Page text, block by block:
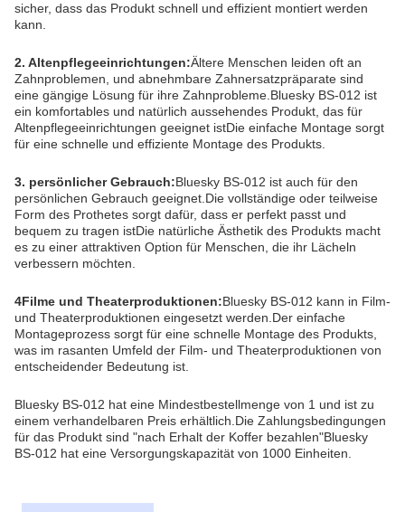
sicher, dass das Produkt schnell und effizient montiert werden
kann.
2. Altenpflegeeinrichtungen:Ältere Menschen leiden oft an
Zahnproblemen, und abnehmbare Zahnersatzpräparate sind
eine gängige Lösung für ihre Zahnprobleme.Bluesky BS-012 ist
ein komfortables und natürlich aussehendes Produkt, das für
Altenpflegeeinrichtungen geeignet istDie einfache Montage sorgt
für eine schnelle und effiziente Montage des Produkts.
3. persönlicher Gebrauch:Bluesky BS-012 ist auch für den
persönlichen Gebrauch geeignet.Die vollständige oder teilweise
Form des Prothetes sorgt dafür, dass er perfekt passt und
bequem zu tragen istDie natürliche Ästhetik des Produkts macht
es zu einer attraktiven Option für Menschen, die ihr Lächeln
verbessern möchten.
4Filme und Theaterproduktionen:Bluesky BS-012 kann in Film-
und Theaterproduktionen eingesetzt werden.Der einfache
Montageprozess sorgt für eine schnelle Montage des Produkts,
was im rasanten Umfeld der Film- und Theaterproduktionen von
entscheidender Bedeutung ist.
Bluesky BS-012 hat eine Mindestbestellmenge von 1 und ist zu
einem verhandelbaren Preis erhältlich.Die Zahlungsbedingungen
für das Produkt sind "nach Erhalt der Koffer bezahlen"Bluesky
BS-012 hat eine Versorgungskapazität von 1000 Einheiten.